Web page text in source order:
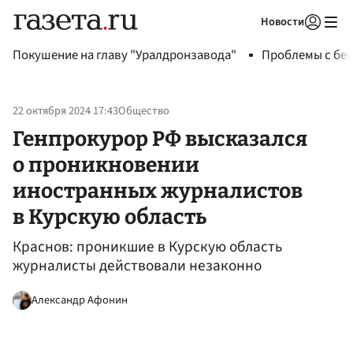
Новости
Покушение на главу "Уралдронзавода" Проблемы с
22 октября 2024 17:43Общество
Генпрокурор РФ высказался
о проникновении
иностранных журналистов
в Курскую область
Краснов: проникшие в Курскую область
журналисты действовали незаконно
Александр Афонин